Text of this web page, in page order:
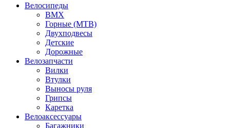
Велосипеды
BMX
Горные (MTB)
Двухподвесы
Детские
Дорожные
Велозапчасти
Вилки
Втулки
Выносы руля
Грипсы
Каретка
Велоаксессуары
Багажники